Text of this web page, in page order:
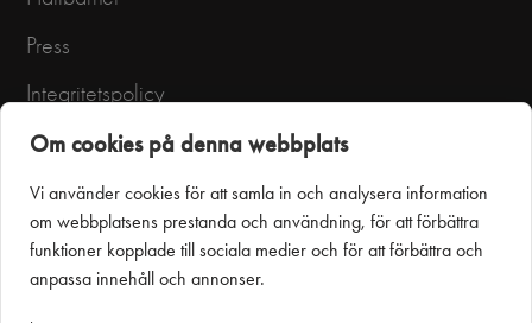
Press
Integritetspolicy
Användarvillkor
Om cookies på denna webbplats
Vi använder cookies för att samla in och analysera information
om webbplatsens prestanda och användning, för att förbättra
funktioner kopplade till sociala medier och för att förbättra och
anpassa innehåll och annonser.